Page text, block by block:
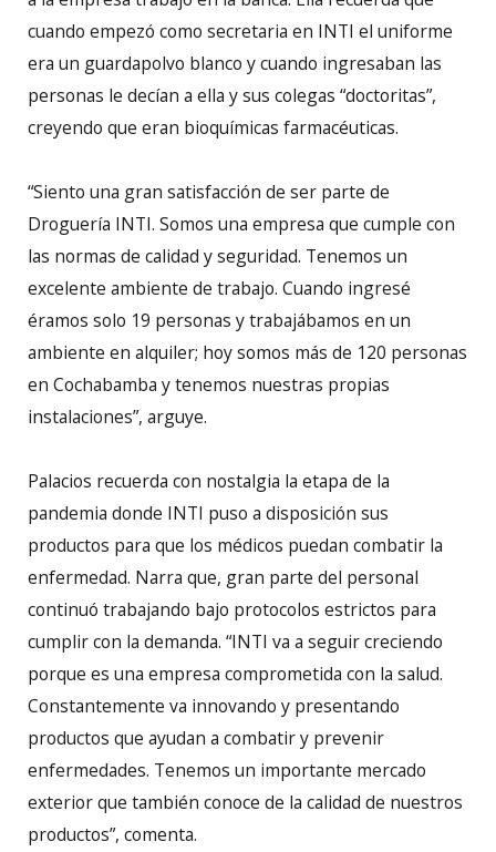
cuando empezó como secretaria en INTI el uniforme
era un guardapolvo blanco y cuando ingresaban las
personas le decían a ella y sus colegas “doctoritas”,
creyendo que eran bioquímicas farmacéuticas.
“Siento una gran satisfacción de ser parte de
Droguería INTI. Somos una empresa que cumple con
las normas de calidad y seguridad. Tenemos un
excelente ambiente de trabajo. Cuando ingresé
éramos solo 19 personas y trabajábamos en un
ambiente en alquiler; hoy somos más de 120 personas
en Cochabamba y tenemos nuestras propias
instalaciones”, arguye.
Palacios recuerda con nostalgia la etapa de la
pandemia donde INTI puso a disposición sus
productos para que los médicos puedan combatir la
enfermedad. Narra que, gran parte del personal
continuó trabajando bajo protocolos estrictos para
cumplir con la demanda. “INTI va a seguir creciendo
porque es una empresa comprometida con la salud.
Constantemente va innovando y presentando
productos que ayudan a combatir y prevenir
enfermedades. Tenemos un importante mercado
exterior que también conoce de la calidad de nuestros
productos”, comenta.